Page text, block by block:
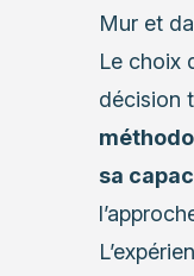
Mur et
Le choix
décision
sa